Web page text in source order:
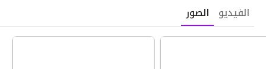
الفيديو الصور